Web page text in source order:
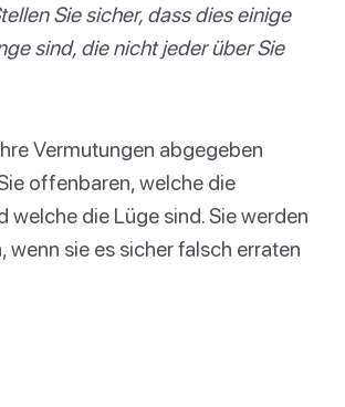
Sie sicher, dass dies einige
sind, die nicht jeder über Sie
Vermutungen abgegeben
offenbaren, welche die
welche die Lüge sind. Sie werden
wenn sie es sicher falsch erraten